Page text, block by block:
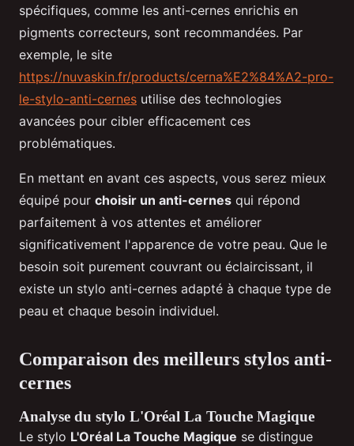
spécifiques, comme les anti-cernes enrichis en
pigments correcteurs, sont recommandées. Par
exemple, le site
https://nuvaskin.fr/products/cerna%E2%84%A2-pro-
le-stylo-anti-cernes utilise des technologies
avancées pour cibler efficacement ces
problématiques.
En mettant en avant ces aspects, vous serez mieux
équipé pour choisir un anti-cernes qui répond
parfaitement à vos attentes et améliorer
significativement l'apparence de votre peau. Que le
besoin soit purement couvrant ou éclaircissant, il
existe un stylo anti-cernes adapté à chaque type de
peau et chaque besoin individuel.
Comparaison des meilleurs stylos anti-
cernes
Analyse du stylo L'Oréal La Touche Magique
Le stylo L'Oréal La Touche Magique se distingue